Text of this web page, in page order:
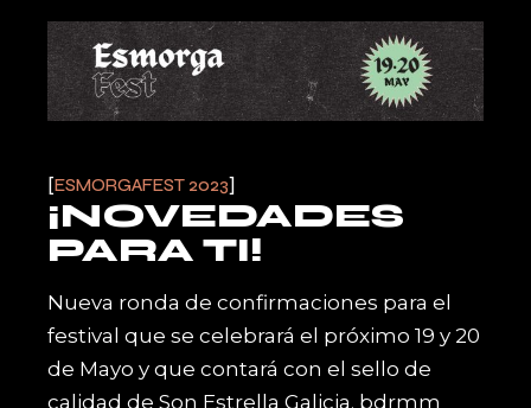
ESMORGAFEST 2023
¡NOVEDADES
PARA TI!
Nueva ronda de confirmaciones para el
festival que se celebrará el próximo 19 y 20
de Mayo y que contará con el sello de
calidad de Son Estrella Galicia. bdrmm